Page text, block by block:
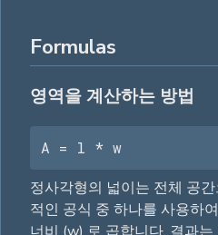
Formulas
영역을 계산하는 방법
A = l * w
정사각형의 넓이는 전체 공
적인 공식 중 하나를 사용하